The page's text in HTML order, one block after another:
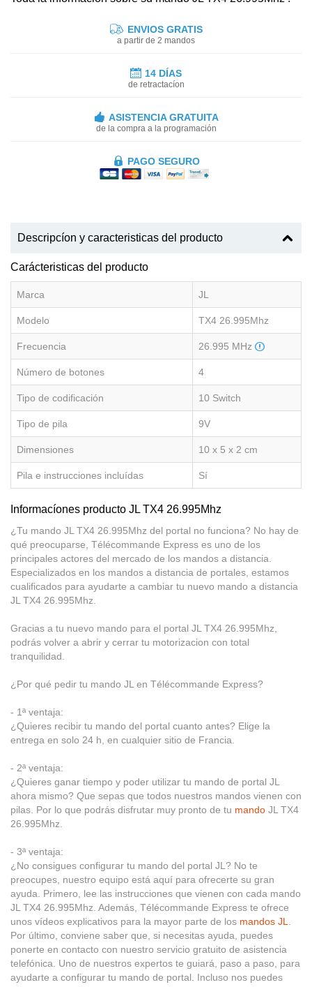
ENVIOS GRATIS
a partir de 2 mandos
14 DÍAS
de retractacíon
ASISTENCIA GRATUITA
de la compra a la programación
PAGO SEGURO
Descripcíon y caracteristicas del producto
Carácteristicas del producto
Marca JL
Modelo TX4 26.995Mhz
Frecuencia 26.995 MHz
Número de botones 4
Tipo de codificación 10 Switch
Tipo de pila 9V
Dimensiones 10 x 5 x 2 cm
Pila e instrucciones incluídas Sí
Informacíones producto JL TX4 26.995Mhz
¿Tu mando JL TX4 26.995Mhz del portal no funciona? No hay de
qué preocuparse, Télécommande Express es uno de los
principales actores del mercado de los mandos a distancia.
Especializados en los mandos a distancia de portales, estamos
cualificados para ayudarte a cambiar tu nuevo mando a distancia
JL TX4 26.995Mhz.
Gracias a tu nuevo mando para el portal JL TX4 26.995Mhz,
podrás volver a abrir y cerrar tu motorizacion con total
tranquilidad.
¿Por qué pedir tu mando JL en Télécommande Express?
- 1ª ventaja:
¿Quieres recibir tu mando del portal cuanto antes? Elige la
entrega en solo 24 h, en cualquier sitio de Francia.
- 2ª ventaja:
¿Quieres ganar tiempo y poder utilizar tu mando de portal JL
ahora mismo? Que sepas que todos nuestros mandos vienen con
pilas. Por lo que podrás disfrutar muy pronto de tu mando JL TX4
26.995Mhz.
- 3ª ventaja:
¿No consigues configurar tu mando del portal JL? No te
preocupes, nuestro equipo está aquí para ofrecerte su gran
ayuda. Primero, lee las instrucciones que vienen con cada mando
JL TX4 26.995Mhz. Además, Télécommande Express te ofrece
unos vídeos explicativos para la mayor parte de los mandos JL.
Por último, conviene saber que, si necesitas ayuda, puedes
ponerte en contacto con nuestro servicio gratuito de asistencia
telefónica. Uno de nuestros expertos te guiará, paso a paso, para
ayudarte a configurar tu mando de portal. Incluso nos puedes